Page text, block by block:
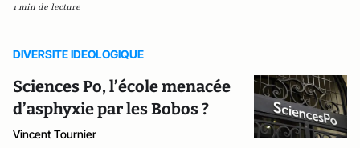
1 min de lecture
DIVERSITE IDEOLOGIQUE
Sciences Po, l’école menacée
d’asphyxie par les Bobos ?
Vincent Tournier